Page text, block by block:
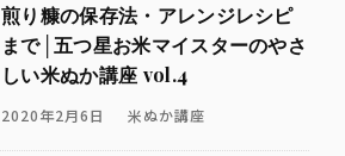
煎り糠の保存法・アレンジレシピ
まで│五つ星お米マイスターのやさ
しい米ぬか講座 vol.4
2020年2月6日 米ぬか講座